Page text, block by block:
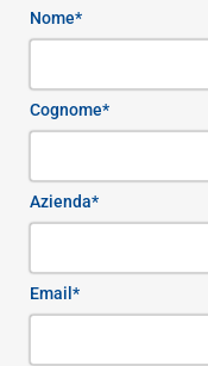
Nome*
Cognome*
Azienda*
Email*